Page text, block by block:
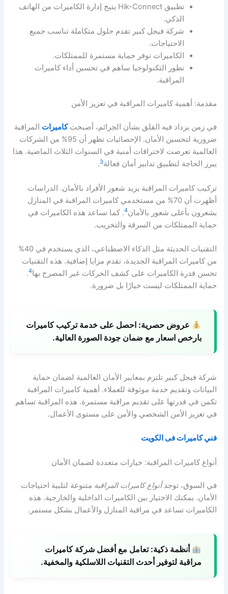
تطبيق Hik-Connect يتيح إدارة الكاميرات من الهاتف
الذكي.
شركة فيجل كبير تقدم حلول متكاملة تناسب جميع
الاحتياجات.
الكاميرات توفر حماية مستمرة للممتلكات.
تطور التكنولوجيا ساهم في تحسين أداء كاميرات
المراقبة.
مقدمة: أهمية كاميرات المراقبة في تعزيز الأمن
في زمن يزداد فيه القلق بشأن الجرائم، أصبحتكاميرات المراقبة
ضرورية لتحسين الأمان. الإحصائيات تظهر أن 95% من الشركات
العالمية تعرضت لاختراقات أمنية في السنوات الثلاث الماضية. هذا
يبرز الحاجة لتطبيق تدابير أمان فعالة3
.
تركيب كاميرات المراقبة يزيد شعور الأفراد بالأمان. الدراسات
أظهرت أن 70% من مستخدمي كاميرات المراقبة في المنازل
يشعرون بأعلى شعور بالأمان4. كما تساعد هذه الكاميرات في
حماية الممتلكات من السرقة والتخريب.
التقنيات الحديثة مثل الذكاء الاصطناعي، الذي يستخدم في 40%
من كاميرات المراقبة الجديدة، تقدم مزايا إضافية. هذه التقنيات
تحسن قدرة الكاميرات على كشف الحركات غير المصرح بها4
.
حماية الممتلكات ليست خيارًا بل ضرورة.
عروض حصرية: احصل على خدمة تركيب كاميرات
بارخص اسعار مع ضمان جودة الصورة العالية.
شركة فيجل كبير تلتزم بمعايير الأمان العالمية لضمان حماية
البيانات وتقديم خدمة موثوقة للعملاء. أهمية كاميرات المراقبة
تكمن في قدرتها على تقديم مراقبة مستمرة. هذه المراقبة تساهم
في تعزيز الأمن الشخصي والأمن على مستوى الأعمال.
فني كاميرات فى الكويت
أنواع كاميرات المراقبة: خيارات متعددة لضمان الأمان
في السوق، توجدأنواع كاميرات المراقبة متنوعة لتلبية احتياجات
الأمان. يمكنك الاختيار بين الكاميرات الداخلية والخارجية. هذه
الكاميرات تساعد في مراقبة المنازل والأعمال بشكل مستمر.
أنظمة ذكية: تعامل مع أفضل شركة كاميرات
مراقبة لتوفير أحدث التقنيات اللاسلكية والمخفية.